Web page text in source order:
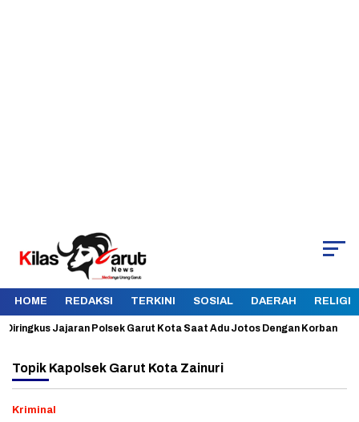
HOME REDAKSI TERKINI SOSIAL DAERAH RELIGI
Jajaran Polsek Garut Kota Saat Adu Jotos Dengan Korban
Topik Kapolsek Garut Kota Zainuri
Kriminal